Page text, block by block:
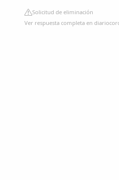
Solicitud de eliminación
Ver respuesta completa en